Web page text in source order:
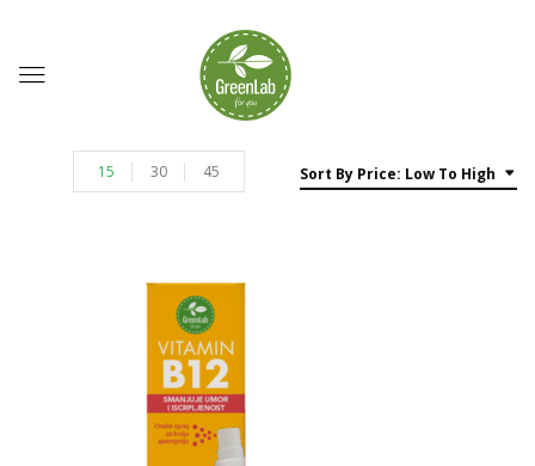
Sort By Price: Low To High
15 30 45